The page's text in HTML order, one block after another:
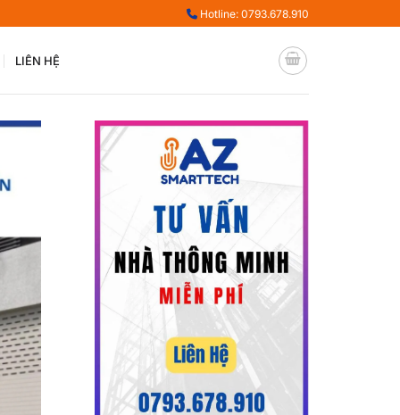
Hotline: 0793.678.910
LIÊN HỆ